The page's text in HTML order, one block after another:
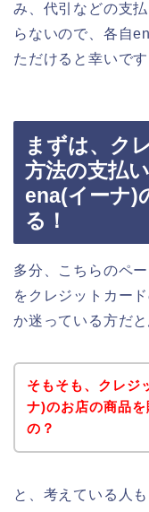
み、代引などの支
らないので、各自
ただけると幸いです
まずは、ク
方法の支払
ena(イーナ)
る！
多分、こちらのペ
をクレジットカー
か迷っている方だ
そもそも、クレジ
ナ)のお店の商品
の？
と、考えている人